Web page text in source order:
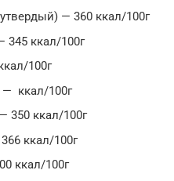
— 360 ккал/100г
345 ккал/100г
100г
ккал/100г
350 ккал/100г
ккал/100г
ккал/100г